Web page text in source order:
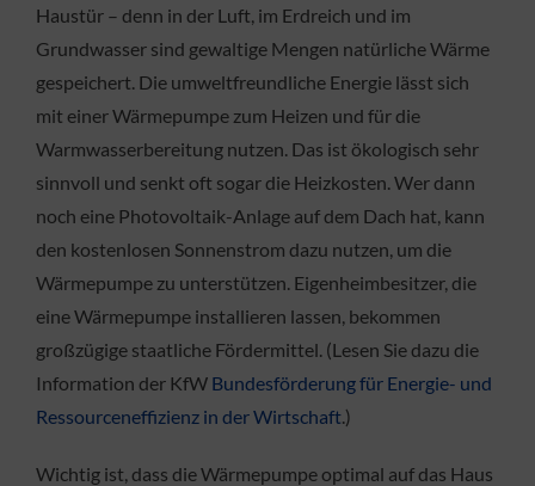
Haustür – denn in der Luft, im Erdreich und im
Grundwasser sind gewaltige Mengen natürliche Wärme
gespeichert. Die umweltfreundliche Energie lässt sich
mit einer Wärmepumpe zum Heizen und für die
Warmwasserbereitung nutzen. Das ist ökologisch sehr
sinnvoll und senkt oft sogar die Heizkosten. Wer dann
noch eine Photovoltaik-Anlage auf dem Dach hat, kann
den kostenlosen Sonnenstrom dazu nutzen, um die
Wärmepumpe zu unterstützen. Eigenheimbesitzer, die
eine Wärmepumpe installieren lassen, bekommen
großzügige staatliche Fördermittel. (Lesen Sie dazu die
Information der KfW Bundesförderung für Energie- und
Ressourceneffizienz in der Wirtschaft.)
Wichtig ist, dass die Wärmepumpe optimal auf das Haus